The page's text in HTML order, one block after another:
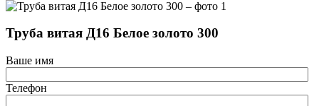
Труба витая Д16 Белое золото 300
Ваше имя
Телефон